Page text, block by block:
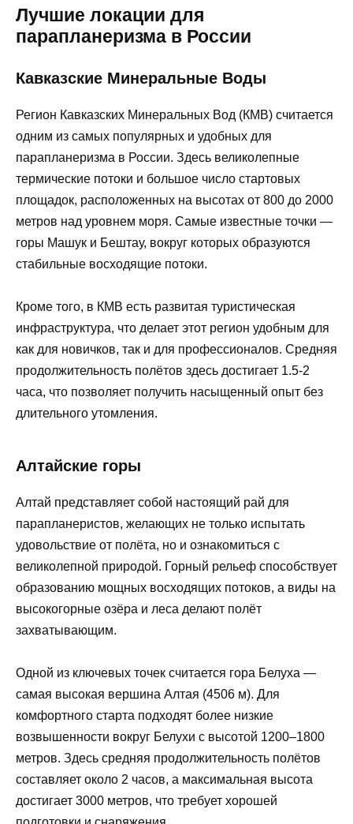
Лучшие локации для
парапланеризма в России
Кавказские Минеральные Воды
Регион Кавказских Минеральных Вод (КМВ) считается
одним из самых популярных и удобных для
парапланеризма в России. Здесь великолепные
термические потоки и большое число стартовых
площадок, расположенных на высотах от 800 до 2000
метров над уровнем моря. Самые известные точки —
горы Машук и Бештау, вокруг которых образуются
стабильные восходящие потоки.
Кроме того, в КМВ есть развитая туристическая
инфраструктура, что делает этот регион удобным для
как для новичков, так и для профессионалов. Средняя
продолжительность полётов здесь достигает 1.5-2
часа, что позволяет получить насыщенный опыт без
длительного утомления.
Алтайские горы
Алтай представляет собой настоящий рай для
парапланеристов, желающих не только испытать
удовольствие от полёта, но и ознакомиться с
великолепной природой. Горный рельеф способствует
образованию мощных восходящих потоков, а виды на
высокогорные озёра и леса делают полёт
захватывающим.
Одной из ключевых точек считается гора Белуха —
самая высокая вершина Алтая (4506 м). Для
комфортного старта подходят более низкие
возвышенности вокруг Белухи с высотой 1200–1800
метров. Здесь средняя продолжительность полётов
составляет около 2 часов, а максимальная высота
достигает 3000 метров, что требует хорошей